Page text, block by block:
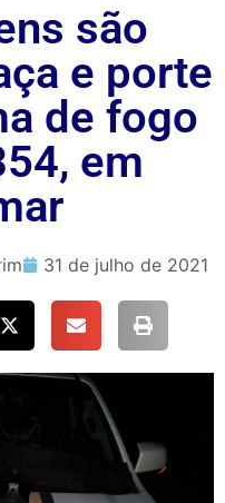
são
e porte
de fogo
em
31 de julho de 2021